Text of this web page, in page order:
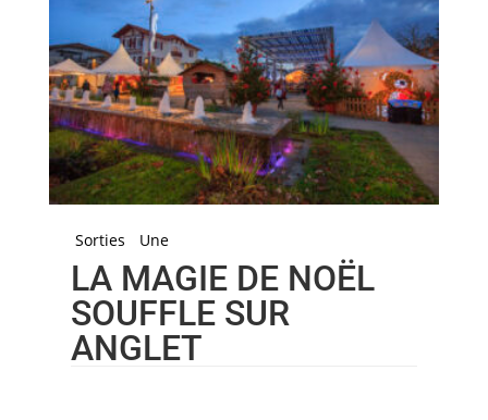
Sorties Une
LA MAGIE DE NOËL
SOUFFLE SUR
ANGLET